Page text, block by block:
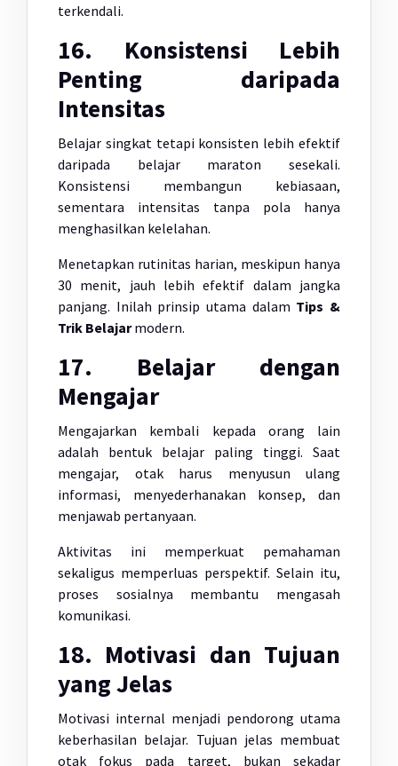
terkendali.
16. Konsistensi Lebih
Penting daripada
Intensitas
Belajar singkat tetapi konsisten lebih efektif
daripada belajar maraton sesekali.
Konsistensi membangun kebiasaan,
sementara intensitas tanpa pola hanya
menghasilkan kelelahan.
Menetapkan rutinitas harian, meskipun hanya
30 menit, jauh lebih efektif dalam jangka
panjang. Inilah prinsip utama dalam Tips &
Trik Belajarmodern.
17. Belajar dengan
Mengajar
Mengajarkan kembali kepada orang lain
adalah bentuk belajar paling tinggi. Saat
mengajar, otak harus menyusun ulang
informasi, menyederhanakan konsep, dan
menjawab pertanyaan.
Aktivitas ini memperkuat pemahaman
sekaligus memperluas perspektif. Selain itu,
proses sosialnya membantu mengasah
komunikasi.
18. Motivasi dan Tujuan
yang Jelas
Motivasi internal menjadi pendorong utama
keberhasilan belajar. Tujuan jelas membuat
otak fokus pada target, bukan sekadar